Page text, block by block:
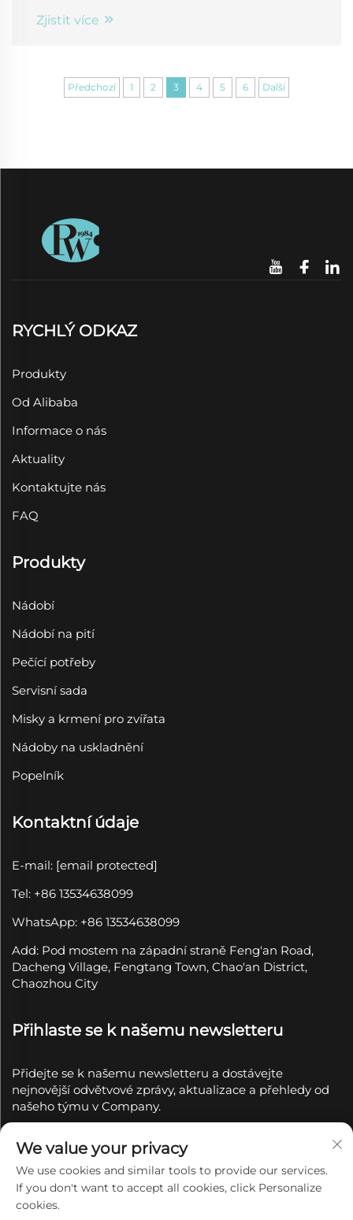
svůj kontrolní seznam.
Zjistit více
Předchozí 1 2 3 4 5 6 Další
RYCHLÝ ODKAZ
Produkty
Od Alibaba
Informace o nás
Aktuality
Kontaktujte nás
FAQ
Produkty
Nádobí
Nádobí na pití
Pečící potřeby
Servisní sada
Misky a krmení pro zvířata
Nádoby na uskladnění
Popelník
Kontaktní údaje
E-mail: [email protected]
Tel: +86 13534638099
WhatsApp: +86 13534638099
Add: Pod mostem na západní straně Feng'an Road,
Dacheng Village, Fengtang Town, Chao'an District,
Chaozhou City
Přihlaste se k našemu newsletteru
Přidejte se k našemu newsletteru a dostávejte
nejnovější odvětvové zprávy, aktualizace a přehledy od
našeho týmu v Company.
Copyright © 2025 společností Chaozhou Qianyue
Ceramics Co., Ltd.
We value your privacy
We use cookies and similar tools to provide our services.
If you don't want to accept all cookies, click Personalize
cookies.